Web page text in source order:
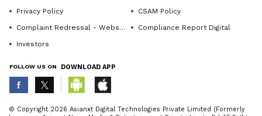
ನೀಡಬೇಕು ಎಂದು ತಿಳಿಸಿದರು.
ನಿರ್ಮಾಣ ಮತ್ತು ಕೊಳವೆ ಬಾವಿಗಳ ಮರು ಪೂರಣ ಉತ್ತಮ
ಪರಿಹಾರವಾಗಿದೆ. ಮರುಪೂರಣವಾದ ಕೊಳವೆ ಬಾವಿಗಳು
ಏಪ್ರಿಲ್ ಮತ್ತು ಮೇ ತಿಂಗಳುಗಳಲ್ಲೂ ನೀರು ಪೂರೈಸುತ್ತವೆ
ABOUT THE AUTHOR
Privacy Policy
CSAM Policy
Complaint Redressal - Website
Compliance Report Digital
Investors
FOLLOW US ON DOWNLOAD APP
© Copyright 2026 Asianxt Digital Technologies Private Limited (Formerly